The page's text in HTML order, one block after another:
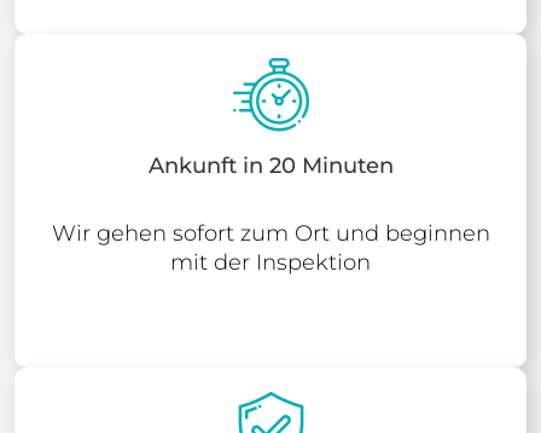
Ankunft in 20 Minuten
Wir gehen sofort zum Ort und beginnen
mit der Inspektion